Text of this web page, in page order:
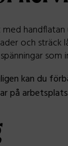
och sträck
kan du
på